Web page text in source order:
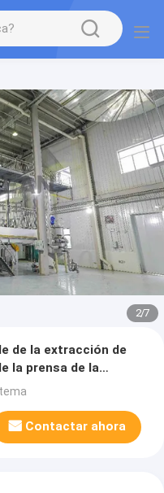
2/7
de la extracción de
la prensa de la
Contactar ahora